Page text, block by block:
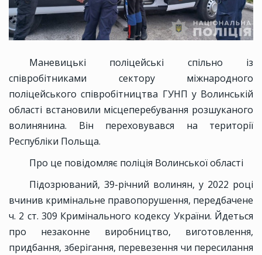
Маневицькі поліцейські спільно із
співробітниками сектору міжнародного
поліцейського співробітництва ГУНП у Волинській
області встановили місцеперебування розшуканого
волинянина. Він переховувався на території
Республіки Польща.
Про це повідомляє поліція Волинської області
Підозрюваний, 39-річний волинян, у 2022 році
вчинив кримінальне правопорушення, передбачене
ч. 2 ст. 309 Кримінального кодексу України. Йдеться
про незаконне виробництво, виготовлення,
придбання, зберігання, перевезення чи пересилання